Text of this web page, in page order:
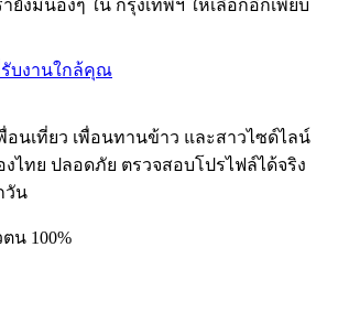
ายังมีน้องๆ ใน กรุงเทพฯ ให้เลือกอีกเพียบ
บงานใกล้คุณ
นเที่ยว เพื่อนทานข้าว และสาวไซด์ไลน์
ไทย ปลอดภัย ตรวจสอบโปรไฟล์ได้จริง
วัน
น 100%